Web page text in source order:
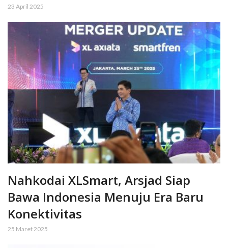
23 April 2025
Nahkodai XLSmart, Arsjad Siap
Bawa Indonesia Menuju Era Baru
Konektivitas
25 Maret 2025